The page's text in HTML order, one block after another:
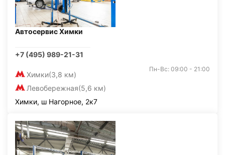
Автосервис Химки
+7 (495) 989-21-31
Химки(3,8 км)
Левобережная(5,6 км)
Пн-Вс: 09:00 - 21:00
Химки, ш Нагорное, 2к7